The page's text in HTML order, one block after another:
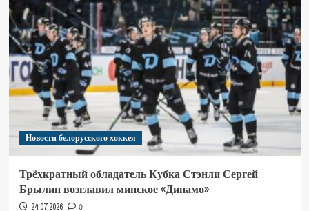
Новости белорусского хоккея
Трёхкратный обладатель Кубка Стэнли Сергей
Брылин возглавил минское «Динамо»
24.07.2026 0